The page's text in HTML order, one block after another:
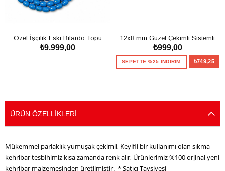
Özel İşçilik Eski Bilardo Topu
99'luk Tesbih
₺9.999,00
12x8 mm Güzel Çekimli Sistemli
Sıkma Kehribar Tesbih
₺999,00
SEPETTE %25 İNDİRİM ₺749,25
ÜRÜN ÖZELLIKLERI
Mükemmel parlaklık yumuşak çekimli, Keyifli bir kullanımı olan sıkma
kehribar tesbihimiz kısa zamanda renk alır, Ürünlerimiz %100 orjinal yeni
kehribar malzemesinden üretilmiştir. * Satıcı Tavsiyesi